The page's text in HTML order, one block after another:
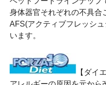
身体器官それぞれの不具合
AFS(アクティブフレッシ
います。
【ダイ